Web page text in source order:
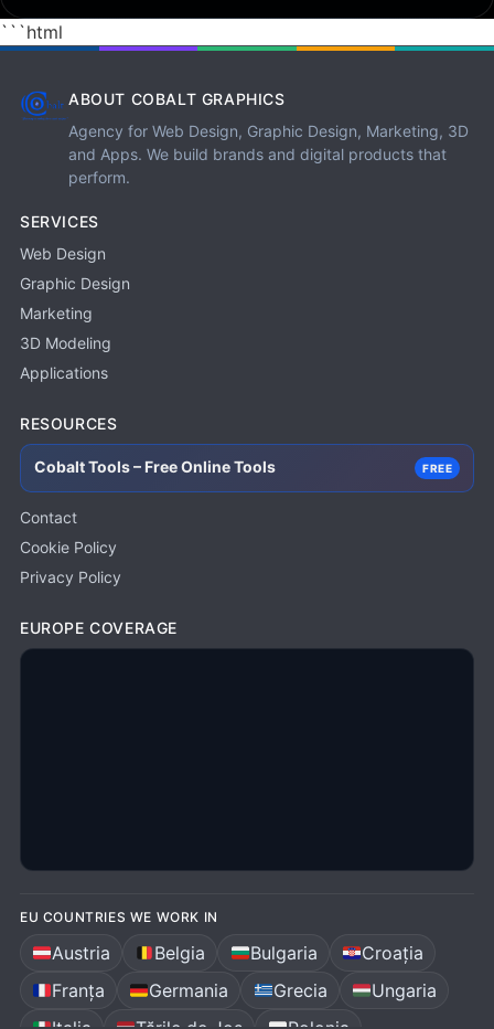
```html
ABOUT COBALT GRAPHICS
Agency for Web Design, Graphic Design, Marketing, 3D
and Apps. We build brands and digital products that
perform.
SERVICES
Web Design
Graphic Design
Marketing
3D Modeling
Applications
RESOURCES
Cobalt Tools – Free Online Tools FREE
Contact
Cookie Policy
Privacy Policy
EUROPE COVERAGE
EU COUNTRIES WE WORK IN
Austria Belgia Bulgaria
Croația
Franța
Germania Grecia
Ungaria